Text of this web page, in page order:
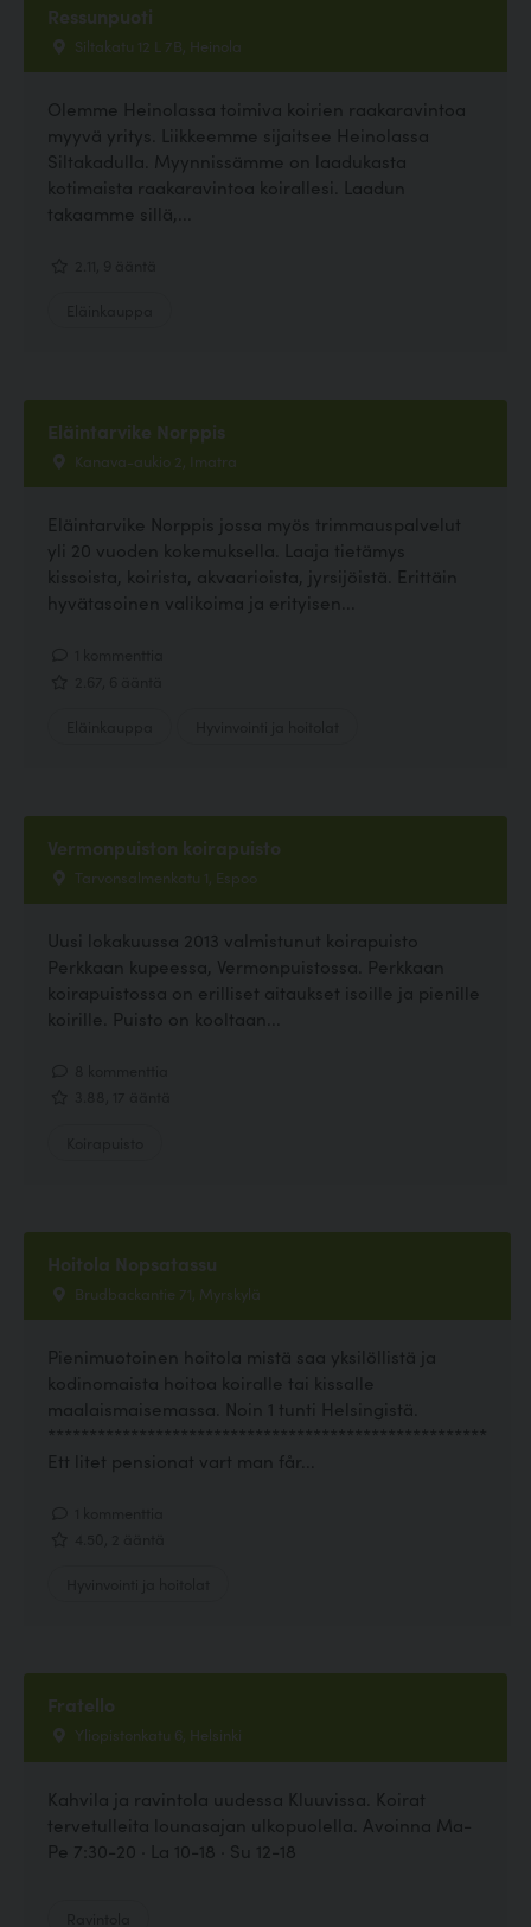
Ressunpuoti
Siltakatu 12 L 7B, Heinola
Olemme Heinolassa toimiva koirien raakaravintoa
myyvä yritys. Liikkeemme sijaitsee Heinolassa
Siltakadulla. Myynnissämme on laadukasta
kotimaista raakaravintoa koirallesi. Laadun
takaamme sillä,...
Eläintarvike Norppis
Kanava-aukio 2, Imatra
Eläintarvike Norppis jossa myös trimmauspalvelut
yli 20 vuoden kokemuksella. Laaja tietämys
kissoista, koirista, akvaarioista, jyrsijöistä. Erittäin
hyvätasoinen valikoima ja erityisen...
Vermonpuiston koirapuisto
Tarvonsalmenkatu 1, Espoo
Uusi lokakuussa 2013 valmistunut koirapuisto
Perkkaan kupeessa, Vermonpuistossa. Perkkaan
koirapuistossa on erilliset aitaukset isoille ja pienille
koirille. Puisto on kooltaan...
Hoitola Nopsatassu
Brudbackantie 71, Myrskylä
Pienimuotoinen hoitola mistä saa yksilöllistä ja
kodinomaista hoitoa koiralle tai kissalle
maalaismaisemassa. Noin 1 tunti Helsingistä.
Ett litet pensionat vart man får...
Fratello
Yliopistonkatu 6, Helsinki
Kahvila ja ravintola uudessa Kluuvissa. Koirat
tervetulleita lounasajan ulkopuolella. Avoinna Ma-
Pe 7:30-20 · La 10-18 · Su 12-18